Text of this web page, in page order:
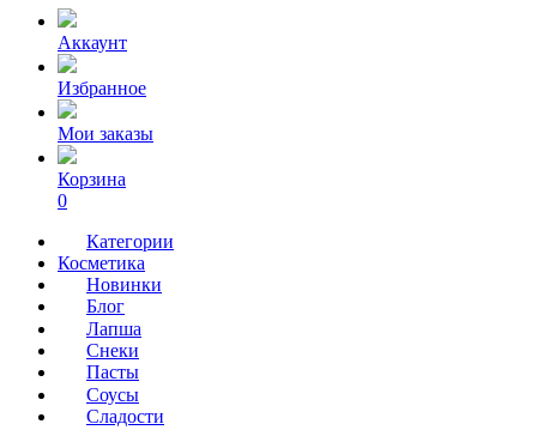
Аккаунт
Избранное
Мои заказы
Корзина
0
Категории
Косметика
Новинки
Блог
Лапша
Снеки
Пасты
Соусы
Сладости